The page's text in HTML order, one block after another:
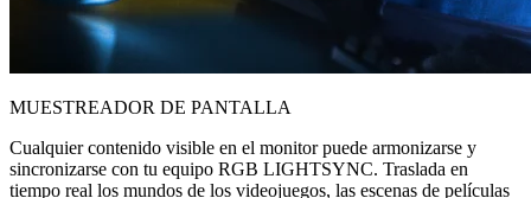
MUESTREADOR DE PANTALLA
Cualquier contenido visible en el monitor puede armonizarse y
sincronizarse con tu equipo RGB LIGHTSYNC. Traslada en
tiempo real los mundos de los videojuegos, las escenas de películas